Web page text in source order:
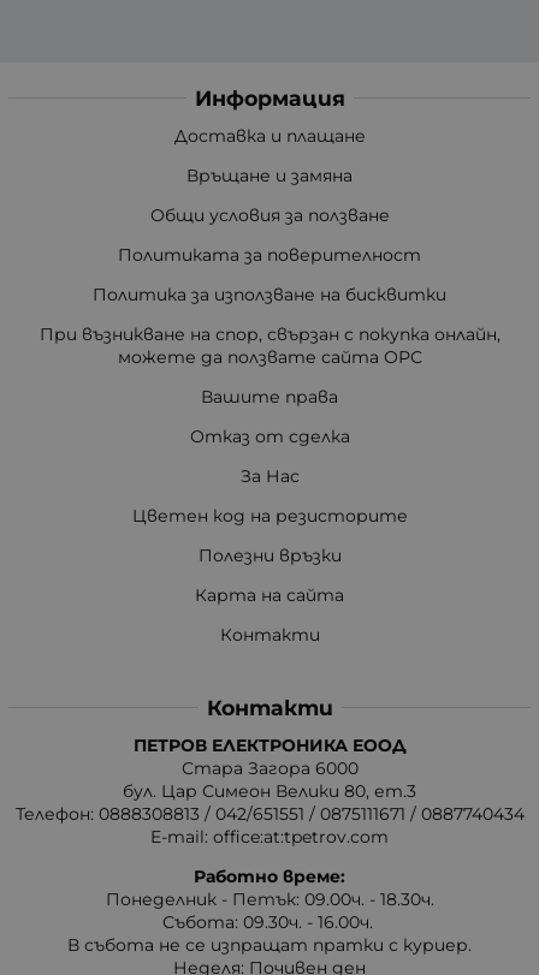
Информация
Доставка и плащане
Връщане и замяна
Общи условия за ползване
Политиката за поверителност
Политика за използване на бисквитки
При възникване на спор, свързан с покупка онлайн,
можете да ползвате сайта ОРС
Вашите права
Отказ от сделка
За Нас
Цветен код на резисторите
Полезни връзки
Карта на сайта
Контакти
Контакти
ПЕТРОВ ЕЛЕКТРОНИКА ЕООД
Стара Загора 6000
бул. Цар Симеон Велики 80, ет.3
Телефон: 0888308813 / 042/651551 / 0875111671 / 0887740434
E-mail: office:at:tpetrov.com
Работно време:
Понеделник - Петък: 09.00ч. - 18.30ч.
Събота: 09.30ч. - 16.00ч.
В събота не се изпращат пратки с куриер.
Неделя: Почивен ден